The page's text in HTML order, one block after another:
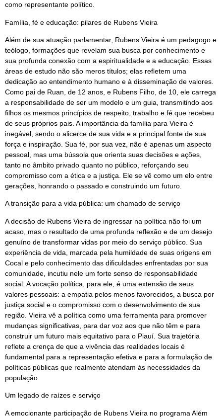
como representante político.
Família, fé e educação: pilares de Rubens Vieira
Além de sua atuação parlamentar, Rubens Vieira é um pedagogo e
teólogo, formações que revelam sua busca por conhecimento e
sua profunda conexão com a espiritualidade e a educação. Essas
áreas de estudo não são meros títulos; elas refletem uma
dedicação ao entendimento humano e à disseminação de valores.
Como pai de Ruan, de 12 anos, e Rubens Filho, de 10, ele carrega
a responsabilidade de ser um modelo e um guia, transmitindo aos
filhos os mesmos princípios de respeito, trabalho e fé que recebeu
de seus próprios pais. A importância da família para Vieira é
inegável, sendo o alicerce de sua vida e a principal fonte de sua
força e inspiração. Sua fé, por sua vez, não é apenas um aspecto
pessoal, mas uma bússola que orienta suas decisões e ações,
tanto no âmbito privado quanto no público, reforçando seu
compromisso com a ética e a justiça. Ele se vê como um elo entre
gerações, honrando o passado e construindo um futuro.
A transição para a vida pública: um chamado de serviço
A decisão de Rubens Vieira de ingressar na política não foi um
acaso, mas o resultado de uma profunda reflexão e de um desejo
genuíno de transformar vidas por meio do serviço público. Sua
experiência de vida, marcada pela humildade de suas origens em
Cocal e pelo conhecimento das dificuldades enfrentadas por sua
comunidade, incutiu nele um forte senso de responsabilidade
social. A vocação política, para ele, é uma extensão de seus
valores pessoais: a empatia pelos menos favorecidos, a busca por
justiça social e o compromisso com o desenvolvimento de sua
região. Vieira vê a política como uma ferramenta para promover
mudanças significativas, para dar voz aos que não têm e para
construir um futuro mais equitativo para o Piauí. Sua trajetória
reflete a crença de que a vivência das realidades locais é
fundamental para a representação efetiva e para a formulação de
políticas públicas que realmente atendam às necessidades da
população.
Um legado de raízes e serviço
A emocionante participação de Rubens Vieira no programa Além